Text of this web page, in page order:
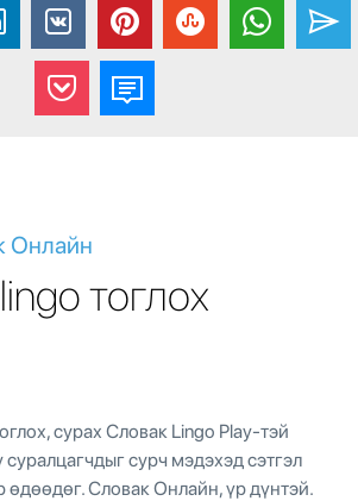
Онлайн
тоглох
сурах Словак Lingo Play-тэй
суралцагчдыг сурч мэдэхэд сэтгэл
өдөөдөг. Словак Онлайн, үр дүнтэй.